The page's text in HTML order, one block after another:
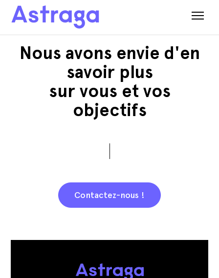
Nous avons envie d'en
savoir plus
sur vous et vos
objectifs
Contactez-nous !